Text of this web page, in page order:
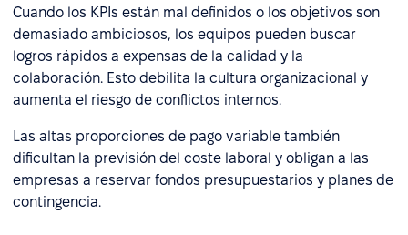
Cuando los KPIs están mal definidos o los objetivos son
demasiado ambiciosos, los equipos pueden buscar
logros rápidos a expensas de la calidad y la
colaboración. Esto debilita la cultura organizacional y
aumenta el riesgo de conflictos internos.
Las altas proporciones de pago variable también
dificultan la previsión del coste laboral y obligan a las
empresas a reservar fondos presupuestarios y planes de
contingencia.